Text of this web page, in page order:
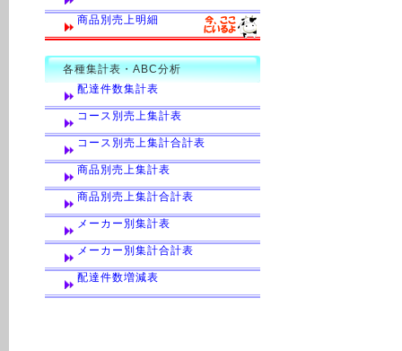
商品別売上明細
各種集計表・ABC分析
配達件数集計表
コース別売上集計表
コース別売上集計合計表
商品別売上集計表
商品別売上集計合計表
メーカー別集計表
メーカー別集計合計表
配達件数増減表